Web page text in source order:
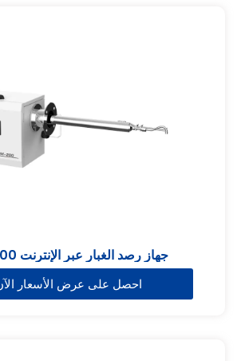
جهاز رصد الغبار عبر الإنترنت LDM-200
احصل على عرض الأسعار